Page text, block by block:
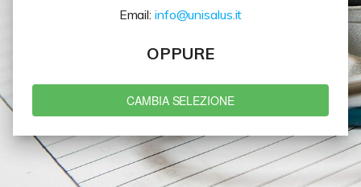
Email: info@unisalus.it
OPPURE
CAMBIA SELEZIONE